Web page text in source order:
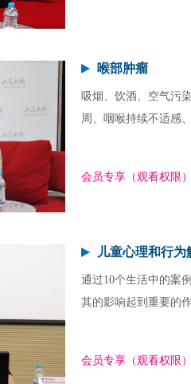
喉部肿瘤
吸烟、饮酒、空气污
周、咽喉持续不适感
会员专享（观看权限
儿童心理和行为
通过10个生活中的案
其的影响起到重要的
会员专享（观看权限